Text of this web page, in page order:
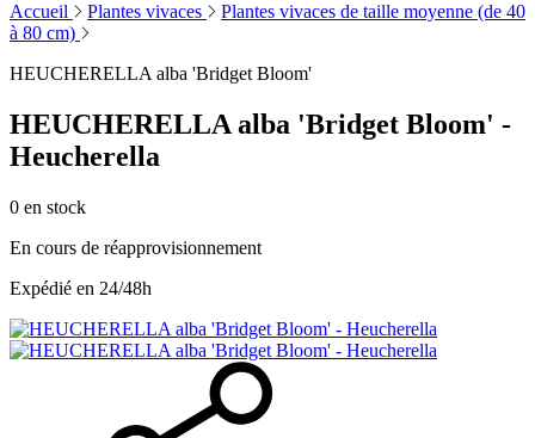
Accueil
Plantes vivaces
Plantes vivaces de taille moyenne (de 40
à 80 cm)
HEUCHERELLA alba 'Bridget Bloom'
HEUCHERELLA alba 'Bridget Bloom' -
Heucherella
0 en stock
En cours de réapprovisionnement
Expédié en 24/48h